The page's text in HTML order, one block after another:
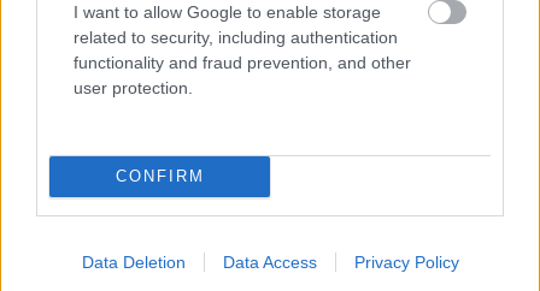
I want to allow Google to enable storage
related to security, including authentication
functionality and fraud prevention, and other
user protection.
CONFIRM
Data Deletion Data Access Privacy Policy
Feliratkozom a hírlevélre és elfogadom az
szabályzatot!
LEGNÉZETTEBB
Aktuális